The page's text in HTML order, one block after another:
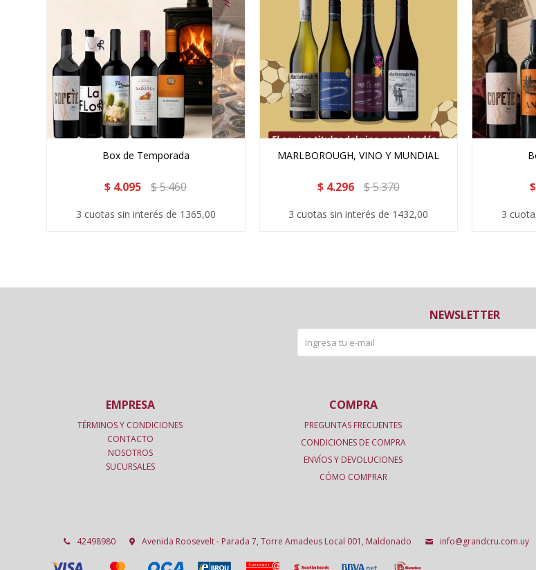
Box de Temporada
$ 4.095 $5.460
3 cuotas sin interés de 1365,00
MARLBOROUGH, VINO Y MUNDIAL
$ 4.296 $5.370
3 cuotas sin interés de 1432,00
$
3
NEWSLETTER
42498980 Avenida Roosevelt - Parada 7, Torre Amadeus Local 001, Maldonado info@grandcru.com.uy
EMPRESA
TÉRMINOS Y CONDICIONES
CONTACTO
NOSOTROS
SUCURSALES
COMPRA
PREGUNTAS FRECUENTES
CONDICIONES DE COMPRA
ENVÍOS Y DEVOLUCIONES
CÓMO COMPRAR